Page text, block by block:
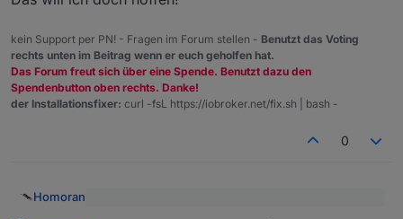
kein Support per PN! - Fragen im Forum stellen - Benutzt das Voting
rechts unten im Beitrag wenn er euch geholfen hat.
Das Forum freut sich über eine Spende. Benutzt dazu den
Spendenbutton oben rechts. Danke!
der Installationsfixer: curl -fsL https://iobroker.net/fix.sh | bash -
0
Homoran